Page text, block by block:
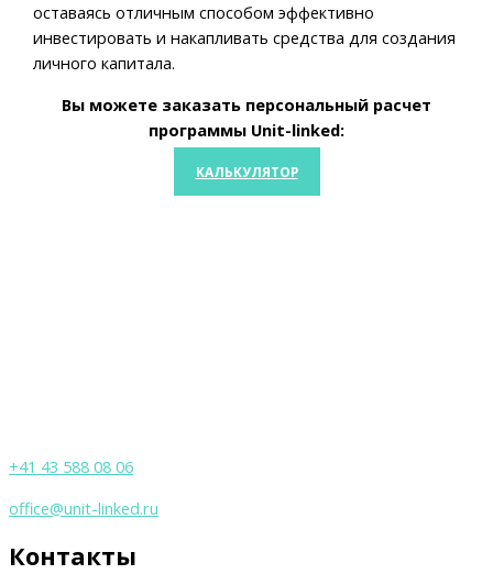
оставаясь отличным способом эффективно
инвестировать и накапливать средства для создания
личного капитала.
Вы можете заказать персональный расчет
программы Unit-linked:
КАЛЬКУЛЯТОР
+41 43 588 08 06
office@unit-linked.ru
Контакты